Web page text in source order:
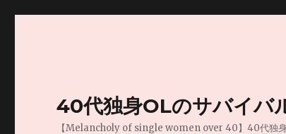
40代独身OLのサバイバ
【Melancholy of single women over 40】40代独身